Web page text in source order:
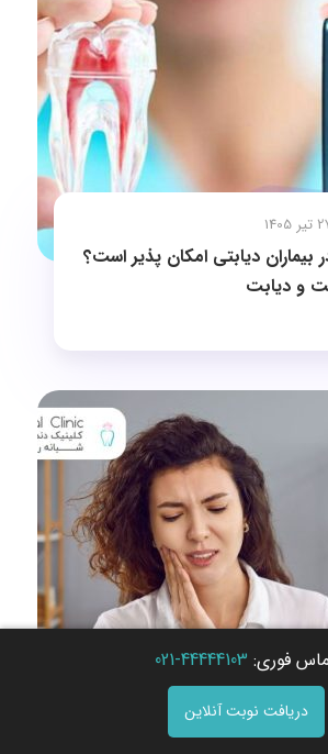
1405
بیماران دیابتی امکان پذیر است؟
و دیابت
بعد از پر کردن چیست؛ آیا
فوری: 44444103-021
دریافت نوبت آنلاین